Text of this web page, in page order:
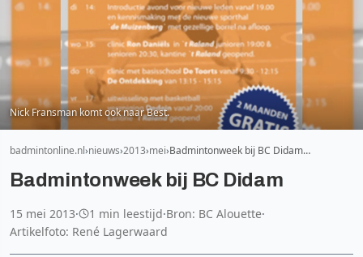
Nick Fransman komt ook naar Best.
badmintonline.nl nieuws 2013 mei Badmintonweek bij BC Didam…
Badmintonweek bij BC Didam
15 mei 2013· 1 min leestijd·Bron: BC Alouette·
Artikelfoto: René Lagerwaard